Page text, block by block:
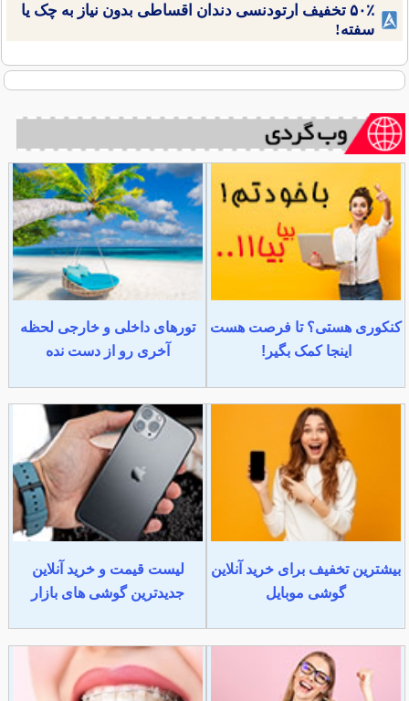
۵۰٪ تخفیف ارتودنسی دندان اقساطی بدون نیاز به چک یا
سفته!
کنکوری هستی؟ تا فرصت هست
اینجا کمک بگیر!
تورهای داخلی و خارجی لحظه
آخری رو از دست نده
بیشترین تخفیف برای خرید آنلاین
گوشی موبایل
لیست قیمت و خرید آنلاین
جدیدترین گوشی های بازار